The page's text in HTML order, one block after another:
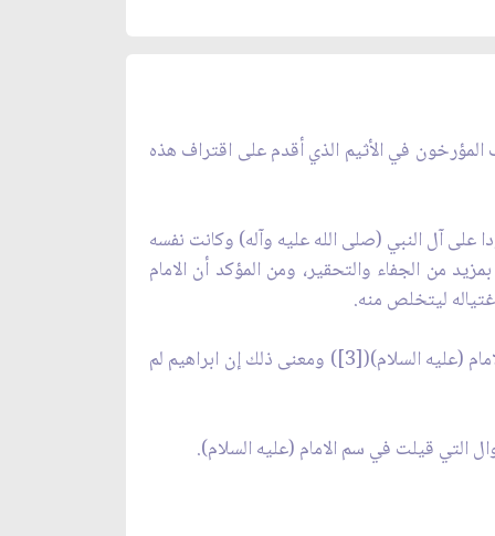
المؤرخون في الأثيم الذي أقدم على اقتراف هذه
هو هذا القول لأن هشاما كان حقودا على آل النبي (صلى الله عليه وآله) وكانت نفسه
من الجفاء والتحقير، ومن المؤكد أن الامام
ليتخلص منه.
2 ـ إن الذي أقدم على سم الامام هو ابراهيم بن الوليد([2]) ويرى السيد ابن طاوس ان ابراهيم بن الوليد قد شرك في دم الامام (عليه السلام)([3]) ومعنى ذلك إن ابراهيم لم